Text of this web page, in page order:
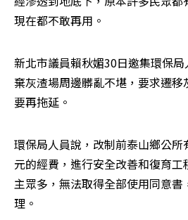
現在都不敢再用。
新北市議員賴秋媚30日邀集環保
棄灰渣場周邊髒亂不堪，要求遷
要再拖延。
環保局人員說，改制前泰山鄉公
元的經費，進行安全改善和復育
主眾多，無法取得全部使用同意
理。